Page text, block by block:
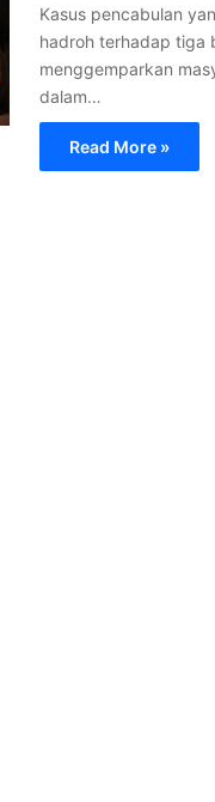
Kasus pencabulan
hadroh terhadap tiga
menggemparkan
dalam…
Read More »